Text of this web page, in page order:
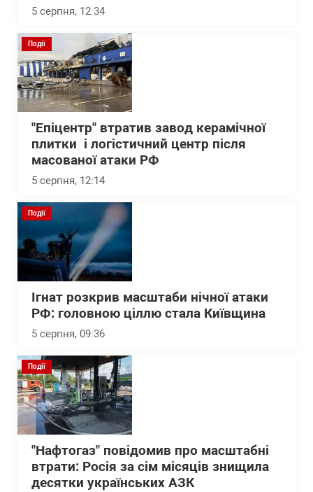
5 серпня, 12:34
Події
"Епіцентр" втратив завод керамічної
плитки і логістичний центр після
масованої атаки РФ
5 серпня, 12:14
Події
Ігнат розкрив масштаби нічної атаки
РФ: головною ціллю стала Київщина
5 серпня, 09:36
Події
"Нафтогаз" повідомив про масштабні
втрати: Росія за сім місяців знищила
десятки українських АЗК